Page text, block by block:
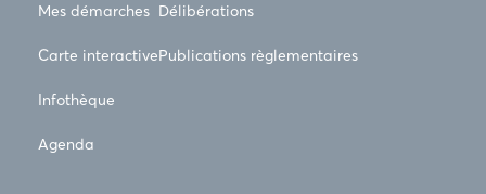
Mes démarches
Carte interactive
Infothèque
Agenda
Délibérations
Publications règlementaires